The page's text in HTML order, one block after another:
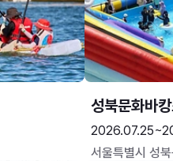
성북문화바
서울특별시 성